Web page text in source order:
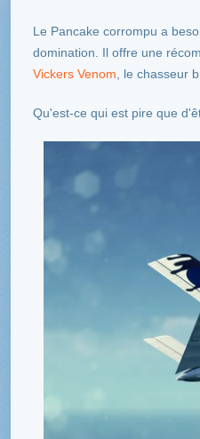
Le Pancake corrompu a
domination. Il offre une
Vickers Venom , le chasseur
Qu'est-ce qui est pire que